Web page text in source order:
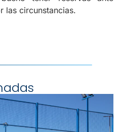
las circunstancias.